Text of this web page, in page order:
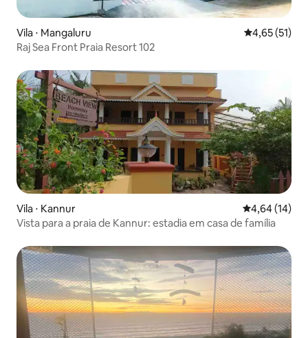
Vila ⋅ Mangaluru 4,65 de uma
4,65 (51)
Raj Sea Front Praia Resort 102
Vila ⋅ Kannur 4,64 de uma
4,64 (14)
Vista para a praia de Kannur: estadia em casa de família